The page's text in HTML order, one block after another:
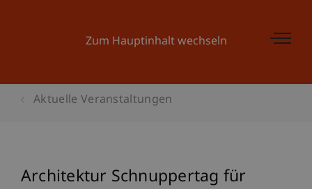
Zum Hauptinhalt wechseln
Aktuelle Veranstaltungen
Architektur Schnuppertag für